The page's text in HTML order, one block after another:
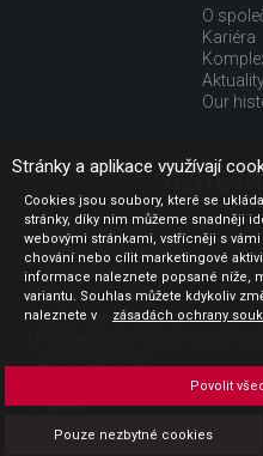
O
Kariéra
Our
Jak nakupovat
Obchodní podmínky
GDPR - ochrana osobních
Profil zadavatele
Sdělení před uzavřením kupní
Platba
Povinná publicita
Stránky a aplikace využívají
Cookies jsou soubory, které se
stránky, díky nim můžeme snadněji
webovými stránkami, vstřícněji s
chování nebo cílit marketingové
informace naleznete popsané níže,
variantu. Souhlas můžete kdykoliv
naleznete v
zásadách ochrany
Pouze nezbytné cookies
Povolit